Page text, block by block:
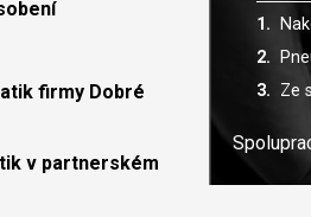
firmy Dobré
v partnerském
Ze